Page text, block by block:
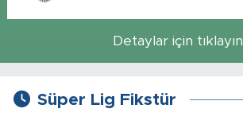
Detaylar için tıklayın
Süper Lig Fikstür